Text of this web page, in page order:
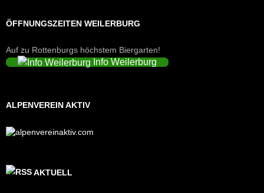
ÖFFNUNGSZEITEN WEILERBURG
Auf zu Rottenburgs höchstem Biergarten!
Info Weilerburg
ALPENVEREIN AKTIV
AKTUELL